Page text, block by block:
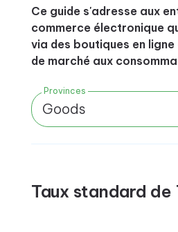
Ce guide s'adresse aux
commerce électronique
via des boutiques en
de marché aux
Provinces
Goods
Taux standard de